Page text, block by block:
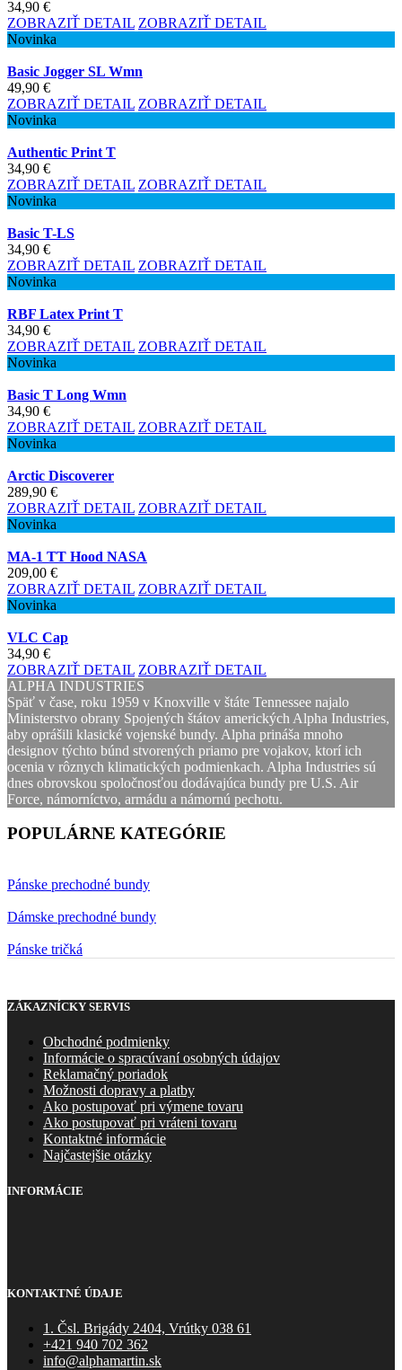
34,90 €
ZOBRAZIŤ DETAIL ZOBRAZIŤ DETAIL
Novinka
Basic Jogger SL Wmn
49,90 €
ZOBRAZIŤ DETAIL ZOBRAZIŤ DETAIL
Novinka
Authentic Print T
34,90 €
ZOBRAZIŤ DETAIL ZOBRAZIŤ DETAIL
Novinka
Basic T-LS
34,90 €
ZOBRAZIŤ DETAIL ZOBRAZIŤ DETAIL
Novinka
RBF Latex Print T
34,90 €
ZOBRAZIŤ DETAIL ZOBRAZIŤ DETAIL
Novinka
Basic T Long Wmn
34,90 €
ZOBRAZIŤ DETAIL ZOBRAZIŤ DETAIL
Novinka
Arctic Discoverer
289,90 €
ZOBRAZIŤ DETAIL ZOBRAZIŤ DETAIL
Novinka
MA-1 TT Hood NASA
209,00 €
ZOBRAZIŤ DETAIL ZOBRAZIŤ DETAIL
Novinka
VLC Cap
34,90 €
ZOBRAZIŤ DETAIL ZOBRAZIŤ DETAIL
ALPHA INDUSTRIES
Späť v čase, roku 1959 v Knoxville v štáte Tennessee najalo
Ministerstvo obrany Spojených štátov amerických Alpha Industries,
aby oprášili klasické vojenské bundy. Alpha prináša mnoho
designov týchto búnd stvorených priamo pre vojakov, ktorí ich
ocenia v rôznych klimatických podmienkach. Alpha Industries sú
dnes obrovskou spoločnosťou dodávajúca bundy pre U.S. Air
Force, námorníctvo, armádu a námornú pechotu.
POPULÁRNE KATEGÓRIE
Pánske prechodné bundy
Dámske prechodné bundy
Pánske tričká
ZÁKAZNÍCKY SERVIS
Obchodné podmienky
Informácie o spracúvaní osobných údajov
Reklamačný poriadok
Možnosti dopravy a platby
Ako postupovať pri výmene tovaru
Ako postupovať pri vráteni tovaru
Kontaktné informácie
Najčastejšie otázky
INFORMÁCIE
KONTAKTNÉ ÚDAJE
1. Čsl. Brigády 2404, Vrútky 038 61
+421 940 702 362
info@alphamartin.sk